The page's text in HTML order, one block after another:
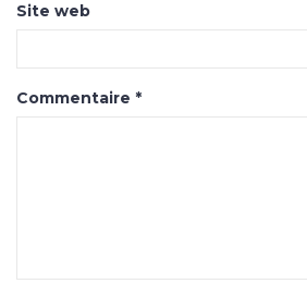
Site web
Commentaire *